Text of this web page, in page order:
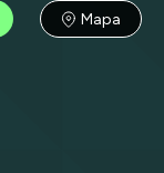
Mapa